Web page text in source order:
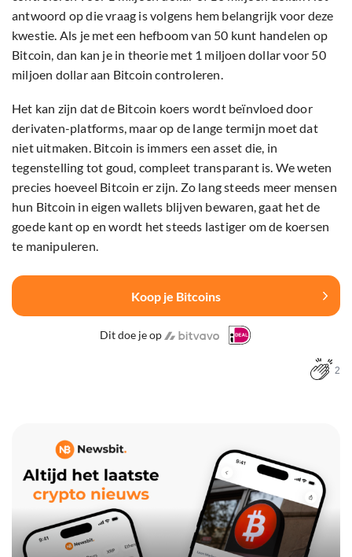
antwoord op die vraag is volgens hem belangrijk voor deze
kwestie. Als je met een hefboom van 50 kunt handelen op
Bitcoin, dan kan je in theorie met 1 miljoen dollar voor 50
miljoen dollar aan Bitcoin controleren.
Het kan zijn dat de Bitcoin koers wordt beïnvloed door
derivaten-platforms, maar op de lange termijn moet dat
niet uitmaken. Bitcoin is immers een asset die, in
tegenstelling tot goud, compleet transparant is. We weten
precies hoeveel Bitcoin er zijn. Zo lang steeds meer mensen
hun Bitcoin in eigen wallets blijven bewaren, gaat het de
goede kant op en wordt het steeds lastiger om de koersen
te manipuleren.
Koop je Bitcoins
Dit doe je op
2